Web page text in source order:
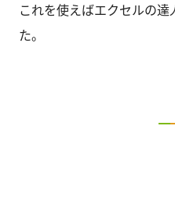
これを使えばエクセルの達
た。